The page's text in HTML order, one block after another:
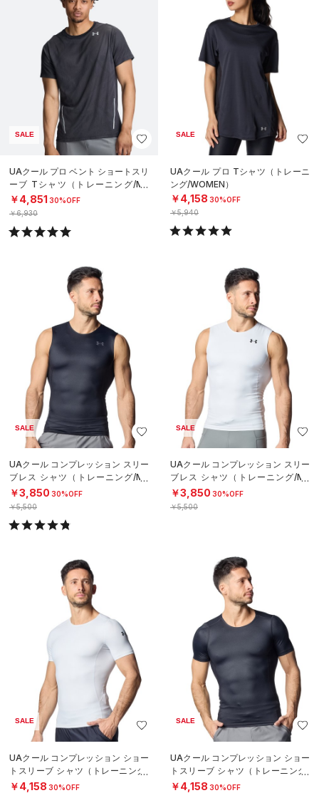
SALE
UAクール プロ ベント ショートスリ
ーブ Tシャツ（トレーニング/ME
N）
￥4,851 30%OFF
￥6,930
SALE
UAクール プロ Tシャツ（トレーニ
ング/WOMEN）
￥4,158 30%OFF
￥5,940
SALE
UAクール コンプレッション スリー
ブレス シャツ（トレーニング/ME
N）
￥3,850 30%OFF
￥5,500
SALE
UAクール コンプレッション スリー
ブレス シャツ（トレーニング/ME
N）
￥3,850 30%OFF
￥5,500
SALE
UAクール コンプレッション ショー
トスリーブ シャツ（トレーニング/
MEN）
￥4,158 30%OFF
SALE
UAクール コンプレッション ショー
トスリーブ シャツ（トレーニング/
MEN）
￥4,158 30%OFF